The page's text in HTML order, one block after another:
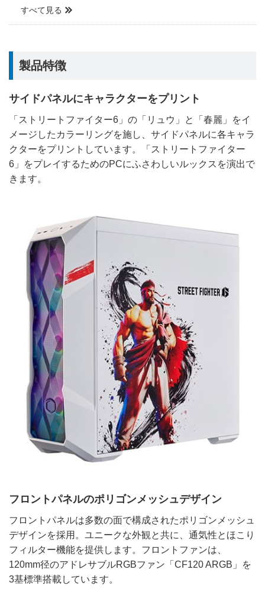
すべて見る
製品特徴
サイドパネルにキャラクターをプリント
「ストリートファイター6」の「リュウ」と「春麗」をイ
メージしたカラーリングを施し、サイドパネルに各キャラ
クターをプリントしています。「ストリートファイター
6」をプレイするためのPCにふさわしいルックスを演出で
きます。
フロントパネルのポリゴンメッシュデザイン
フロントパネルは多数の面で構成されたポリゴンメッシュ
デザインを採用。ユニークな外観と共に、通気性とほこり
フィルター機能を提供します。フロントファンは、
120mm径のアドレサブルRGBファン「CF120 ARGB」を
3基標準搭載しています。